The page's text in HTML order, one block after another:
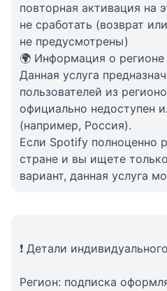
повторная активация на
не сработать (возврат
не предусмотрены)
🌍 Информация о регионе
Данная услуга
пользователей из
официально недоступен
(например, Россия).
Если Spotify полноценно
стране и вы ищете
вариант, данная услуга
❗ Детали
Регион: подписка